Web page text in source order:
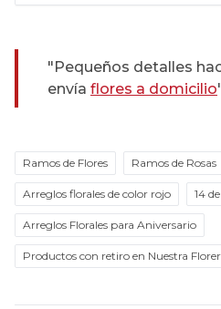
"Pequeños detalles
envía flores a domicilio
Ramos de Flores Ramos de Rosas
Arreglos florales de color rojo 14
Arreglos Florales para Aniversario
Productos con retiro en Nuestra